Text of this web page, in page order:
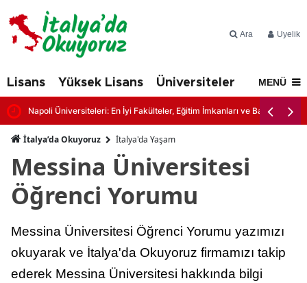
Ara Üyelik
Lisans Yüksek Lisans Üniversiteler İtalya'da
MENÜ
Napoli Üniversiteleri: En İyi Fakülteler, Eğitim İmkanları ve Başvuru
İtalya’da Okuyoruz İtalya'da Yaşam
Messina Üniversitesi
Öğrenci Yorumu
Messina Üniversitesi Öğrenci Yorumu yazımızı
okuyarak ve İtalya'da Okuyoruz firmamızı takip
ederek Messina Üniversitesi hakkında bilgi